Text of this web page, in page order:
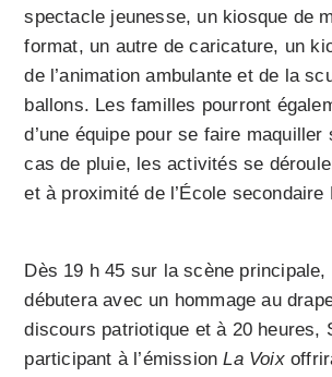
spectacle jeunesse, un kiosque de
format, un autre de caricature, un
de l’animation ambulante et de la
ballons. Les familles pourront
d’une équipe pour se faire maquiller
cas de pluie, les activités se
et à proximité de l’École secondaire
Dès 19 h 45 sur la scène principale,
débutera avec un hommage au
discours patriotique et à 20 heures,
participant à l’émissionLa Voix